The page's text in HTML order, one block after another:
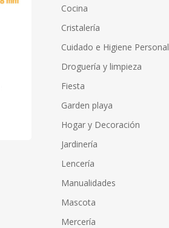
Cocina
Cristalería
Cuidado e Higiene Personal
Droguería y limpieza
Fiesta
Garden playa
Hogar y Decoración
Jardinería
Lencería
Manualidades
Mascota
Mercería